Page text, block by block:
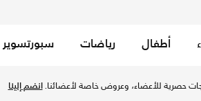
أطفال رياضات سبورتسوير
حصرية للأعضاء، وعروض خاصة لأعضائنا.انضم إلينا